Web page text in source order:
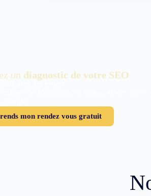
un diagnostic de votre SEO
mon rendez vous gratuit